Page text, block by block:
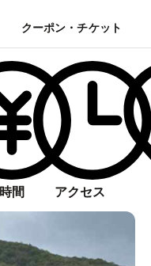
クーポン・チケット
間 アクセス